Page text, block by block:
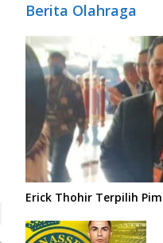
Berita Olahraga
Erick Thohir Terpilih